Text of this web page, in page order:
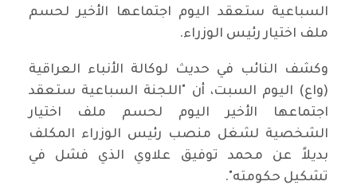
السباعية ستعقد اليوم اجتماعها الأخير لحسم
ملف اختيار رئيس الوزراء.
وكشف النائب في حديث لوكالة الأنباء العراقية
(واع) اليوم السبت، أن "اللجنة السباعية ستعقد
اجتماعها الأخير اليوم لحسم ملف اختيار
الشخصية لشغل منصب رئيس الوزراء المكلف
بديلاً عن محمد توفيق علاوي الذي فشل في
تشكيل حكومته".